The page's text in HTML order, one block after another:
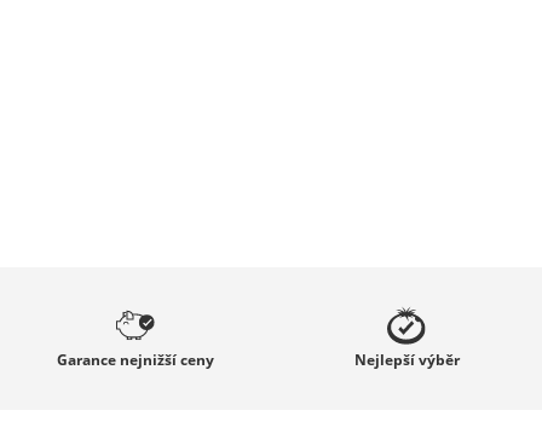
Garance nejnižší ceny Nejlepšívýběr